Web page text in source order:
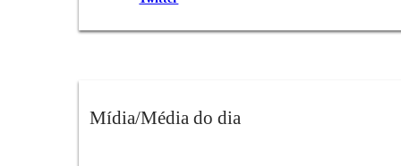
Mídia/Média do dia